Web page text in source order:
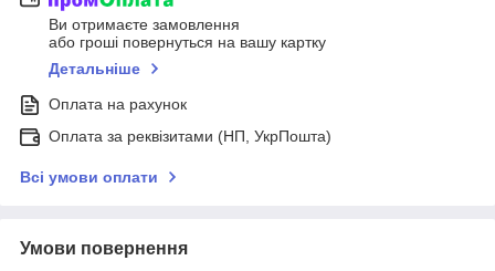
Ви отримаєте замовлення
або гроші повернуться на вашу картку
Детальніше
Оплата на рахунок
Оплата за реквізитами (НП, УкрПошта)
Всі умови оплати
Умови повернення